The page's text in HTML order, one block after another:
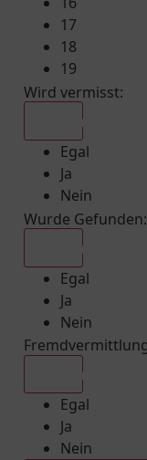
17
18
19
Wird vermisst:
Egal
Ja
Nein
Wurde Gefunden:
Egal
Ja
Nein
Egal
Ja
Nein